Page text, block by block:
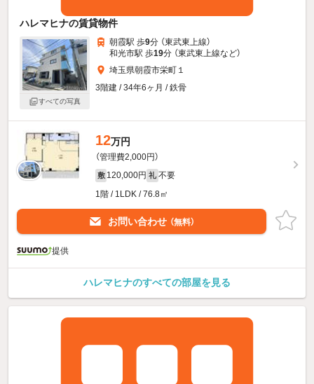
ハレマヒナの賃貸物件
すべての写真
朝霞駅 歩9分 （東武東上線）
和光市駅 歩19分 （東武東上線など）
埼玉県朝霞市栄町１
3階建 / 34年6ヶ月 / 鉄骨
12万円
（管理費2,000円）
敷 120,000円 礼 不要
1階 / 1LDK / 76.8㎡
お問い合わせ （無料）
提供
ハレマヒナのすべての部屋を見る